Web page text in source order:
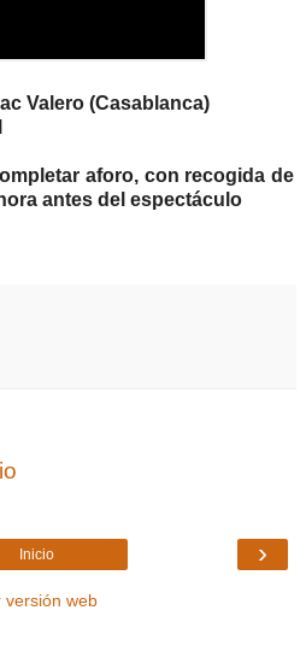
Valero (Casablanca)
aforo, con recogida de
antes del espectáculo
›
Inicio
versión web